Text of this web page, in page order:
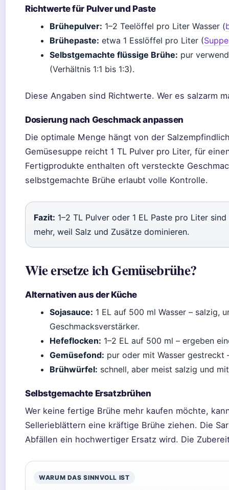
Richtwerte für Pulver und Paste
Brühepulver: 1–2 Teelöffel pro Liter Wasser (
Brühepaste: etwa 1 Esslöffel pro Liter (
Selbstgemachte flüssige Brühe: pur
(Verhältnis 1:1 bis 1:3).
Diese Angaben sind Richtwerte. Wer es salzarm
Dosierung nach Geschmack anpassen
Die optimale Menge hängt von der
Gemüsesuppe reicht 1 TL Pulver pro Liter, für
Fertigprodukte enthalten oft versteckte
selbstgemachte Brühe erlaubt volle Kontrolle.
Fazit: 1–2 TL Pulver oder 1 EL Paste pro Liter
mehr, weil Salz und Zusätze dominieren.
Wie ersetze ich Gemüsebrühe?
Alternativen aus der Küche
Sojasauce: 1 EL auf 500 ml Wasser – salzig,
Geschmacksverstärker.
Hefeflocken: 1–2 EL auf 500 ml – ergeben
Gemüsefond: pur oder mit Wasser gestreckt
Brühwürfel: schnell, aber meist salzig und
Selbstgemachte Ersatzbrühen
Wer keine fertige Brühe mehr kaufen möchte,
Sellerieblättern eine kräftige Brühe ziehen. Die
Abfällen ein hochwertiger Ersatz wird. Die
WARUM DAS SINNVOLL IST